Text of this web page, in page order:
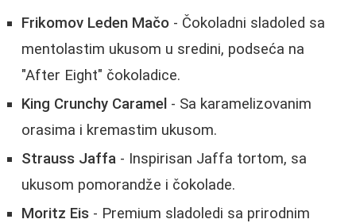
Frikomov Leden Mačo - Čokoladni sladoled sa
mentolastim ukusom u sredini, podseća na
"After Eight" čokoladice.
King Crunchy Caramel - Sa karamelizovanim
orasima i kremastim ukusom.
Strauss Jaffa - Inspirisan Jaffa tortom, sa
ukusom pomorandže i čokolade.
Moritz Eis - Premium sladoledi sa prirodnim